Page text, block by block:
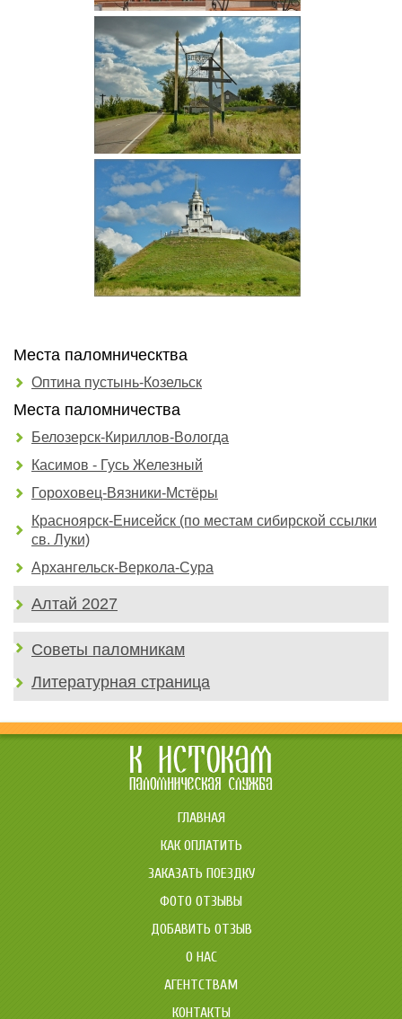
Места паломническтва
Оптина пустынь-Козельск
Места паломничества
Белозерск-Кириллов-Вологда
Касимов - Гусь Железный
Гороховец-Вязники-Мстёры
Красноярск-Енисейск (по местам сибирской ссылки
св. Луки)
Архангельск-Веркола-Сура
Алтай 2027
Советы паломникам
Литературная страница
ГЛАВНАЯ
КАК ОПЛАТИТЬ
ЗАКАЗАТЬ ПОЕЗДКУ
ФОТО ОТЗЫВЫ
ДОБАВИТЬ ОТЗЫВ
О НАС
АГЕНТСТВАМ
КОНТАКТЫ